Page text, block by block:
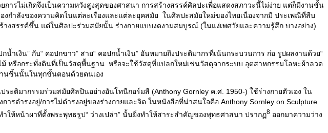
รไม่เกิดจึงเป็นความหวังสูงสุดของศาสนา การสร้างสรรค์ศิลปะเพื่อแสดงสภาวะนี้ไม่ง่าย แต่ก็มีงานชั้น
กำลังของความคิดในแต่ละเรื่องและแต่ละยุคสมัย ในศิลปะสมัยใหม่ของไทยเนื่องจากมี ประเพณีที่สืบ
งสรรค์ขึ้น แต่ในศิลปะร่วมสมัยนั้น ร่างกายแบบงดงามสมบูรณ์ (ในแง่เพศวัยและความรู้สึก บางอย่าง)
เงิน” กับ“ คอปกขาว” สาย“ คอปกน้ำเงิน” อันหมายถึงประติมากรที่เน้นกระบวนการ ก่อ รูปผลงานด้วย“
หรือกระทั่งดินที่เป็นวัสดุพื้นฐาน หรือจะใช้วัสดุที่แปลกใหม่เช่นวัสดุจากระบบ อุตสาหกรรมโลหะผ้าลวด
นชิ้นนั้นในทุกขั้นตอนด้วยตนเอง
ติมากรรมร่วมสมัยศิลปินอย่างอันโทนีกอร์มสี (Anthony Gornley ค.ศ. 1950-) ใช้ร่างกายตัวเอง ใน
ดำรงอยู่/การไม่ดำรงอยู่ของร่างกายและจิต ในหนังสือที่น่าสนใจคือ Anthony Sornley on Sculpture
หน้าผาที่ตั้งพระพุทธรูป“ ว่างเปล่า” นั้นยิ่งทำให้สาระสำคัญของพุทธศาสนา ปรากฏ8 ออกมาความว่าง